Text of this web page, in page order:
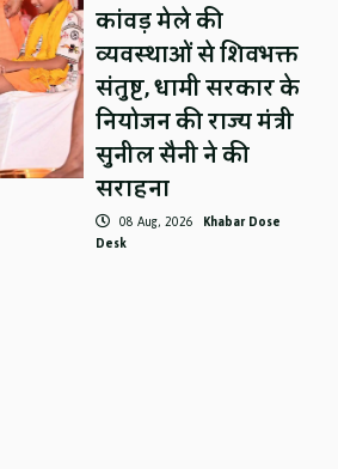
कांवड़ मेले की
व्यवस्थाओं से शिवभक्त
संतुष्ट, धामी सरकार के
नियोजन की राज्य मंत्री
सुनील सैनी ने की
सराहना
08 Aug, 2026 Khabar Dose
Desk